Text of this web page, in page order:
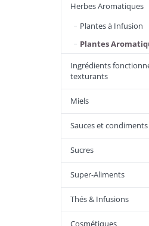
Herbes Aromatiques
Plantes à Infusion
Plantes
Ingrédients
texturants
Miels
Sauces et condiments
Sucres
Super-Aliments
Thés & Infusions
Cosmétiques